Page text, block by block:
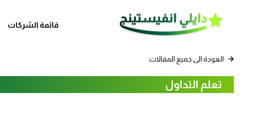
قائمة الشركات
العودة الى جميع المقالات
تعلم التداول